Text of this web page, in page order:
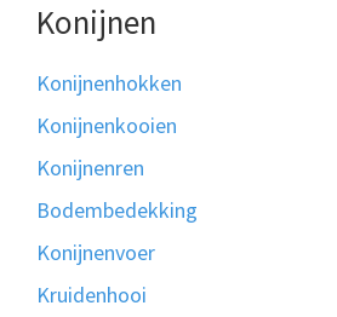
Konijnen
Konijnenhokken
Konijnenkooien
Konijnenren
Bodembedekking
Konijnenvoer
Kruidenhooi